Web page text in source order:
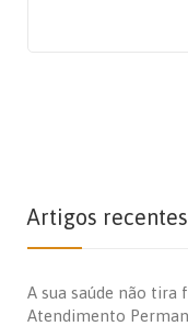
Artigos recentes
A sua saúde não tira
Atendimento